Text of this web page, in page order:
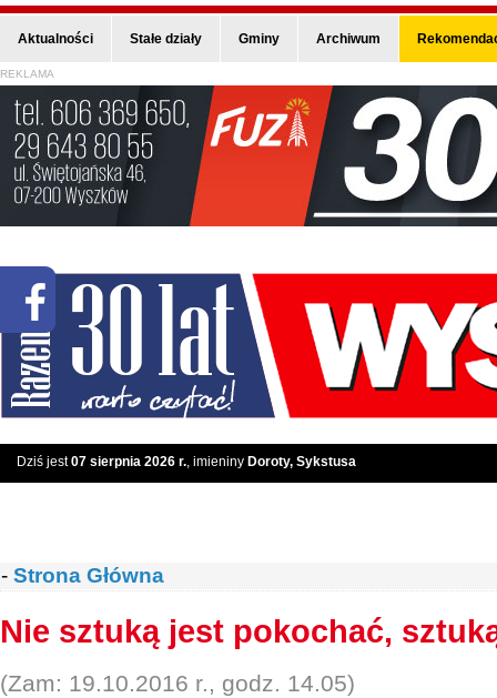
Aktualności Stałe działy Gminy Archiwum
REKLAMA
Dziś jest07 sierpnia 2026 r., imieniny Doroty, Sykstusa
- Strona Główna
Nie sztuką jest pokochać,
(Zam: 19.10.2016 r., godz. 14.05)